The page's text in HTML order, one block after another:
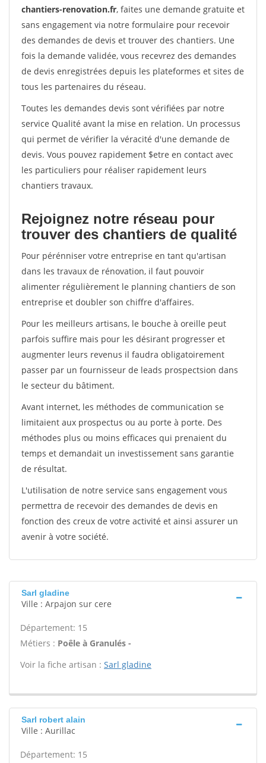
chantiers-renovation.fr, faites une demande gratuite et
sans engagement via notre formulaire pour recevoir
des demandes de devis et trouver des chantiers. Une
fois la demande validée, vous recevrez des demandes
de devis enregistrées depuis les plateformes et sites de
tous les partenaires du réseau.
Toutes les demandes devis sont vérifiées par notre
service Qualité avant la mise en relation. Un processus
qui permet de vérifier la véracité d'une demande de
devis. Vous pouvez rapidement $etre en contact avec
les particuliers pour réaliser rapidement leurs
chantiers travaux.
Rejoignez notre réseau pour
trouver des chantiers de qualité
Pour pérénniser votre entreprise en tant qu'artisan
dans les travaux de rénovation, il faut pouvoir
alimenter régulièrement le planning chantiers de son
entreprise et doubler son chiffre d'affaires.
Pour les meilleurs artisans, le bouche à oreille peut
parfois suffire mais pour les désirant progresser et
augmenter leurs revenus il faudra obligatoirement
passer par un fournisseur de leads prospectsion dans
le secteur du bâtiment.
Avant internet, les méthodes de communication se
limitaient aux prospectus ou au porte à porte. Des
méthodes plus ou moins efficaces qui prenaient du
temps et demandait un investissement sans garantie
de résultat.
L'utilisation de notre service sans engagement vous
permettra de recevoir des demandes de devis en
fonction des creux de votre activité et ainsi assurer un
avenir à votre société.
Sarl gladine
Ville : Arpajon sur cere
Département: 15
Métiers : Poêle à Granulés -
Voir la fiche artisan : Sarl gladine
Sarl robert alain
Ville : Aurillac
Département: 15